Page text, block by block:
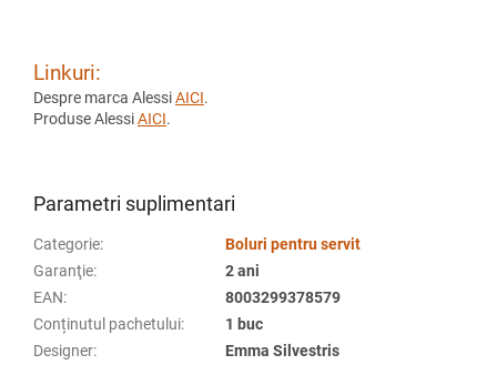
Linkuri:
Despre marca AlessiAICI.
Produse AlessiAICI.
Parametri suplimentari
Categorie:
Boluri pentru servit
Garanţie:
2 ani
EAN:
8003299378579
Conținutul pachetului:
1 buc
Designer:
Emma Silvestris